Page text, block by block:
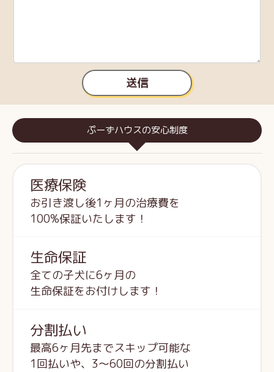
送信
ぷーずハウスの安心制度
医療保険
お引き渡し後1ヶ月の治療費を
100%保証いたします！
生命保証
全ての子犬に6ヶ月の
生命保証をお付けします！
分割払い
最高6ヶ月先までスキップ可能な
1回払いや、3～60回の分割払い